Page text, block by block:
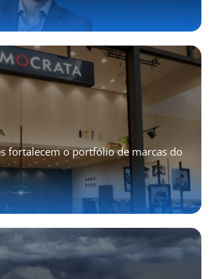
fortalecem o portfólio de marcas do